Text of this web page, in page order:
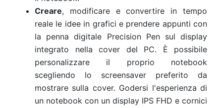
Creare, modificare e convertire in tempo
reale le idee in grafici e prendere appunti con
la penna digitale Precision Pen sul display
integrato nella cover del PC. È possibile
personalizzare il proprio notebook
scegliendo lo screensaver preferito da
mostrare sulla cover. Godersi l'esperienza di
un notebook con un display IPS FHD e cornici